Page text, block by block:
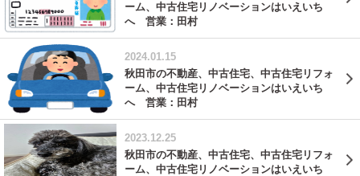
ーム、中古住宅リノベーションはいえいち
へ 営業：田村
2024.01.15
秋田市の不動産、中古住宅、中古住宅リフォ
ーム、中古住宅リノベーションはいえいち
へ 営業：田村
2023.12.25
秋田市の不動産、中古住宅、中古住宅リフォ
ーム、中古住宅リノベーションはいえいち